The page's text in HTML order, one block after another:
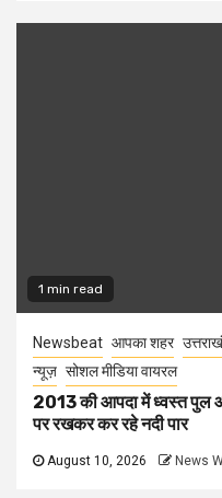
1 min read
Newsbeat आपका शहर
न्यूज़ सोशल मीडिया वायरल
2013 की आपदा में ध्वस्त पुल
पर रखकर कर रहे नदी पार
August 10, 2026 News